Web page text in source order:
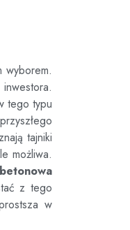
tego typu
tajniki
możliwa.
z tego
w